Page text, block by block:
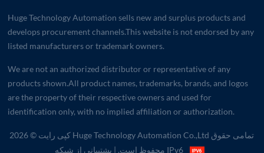
Huge Technology Automation sells new and surplus products and
develops procurement channels.This website is not endorsed by any
listed manufacturers or trademark owners.
We are not an authorized distributor or representative of any
products shown.All product names, trademarks, brands, and logos
are the property of their respective owners and used for
identification only, with no implied affiliation or authorization.
کپی رایت © 2026 Huge Technology Automation Co.,Ltd تمامی حقوق
محفوظ است. | پشتیبانی از شبکه IPv6